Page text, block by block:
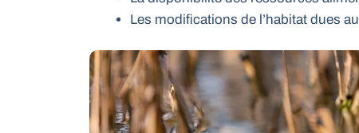
Les modifications de l’habitat dues